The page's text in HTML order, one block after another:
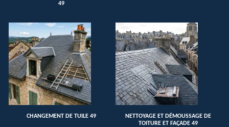
49
CHANGEMENT DE TUILE 49
NETTOYAGE ET DÉMOUSSAGE DE
TOITURE ET FAÇADE 49